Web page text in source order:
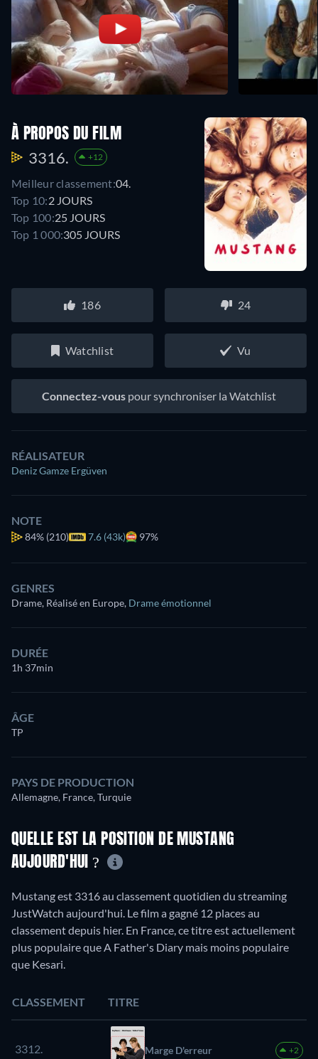
À PROPOS DU FILM
3316. +12
Meilleur classement:04.
Top 10:2 JOURS
Top 100:25 JOURS
Top 1 000:305 JOURS
186 24
Watchlist Vu
Connectez-vous pour synchroniser la Watchlist
RÉALISATEUR
Deniz Gamze Ergüven
NOTE
84% (210) 7.6 (43k) 97%
GENRES
Drame, Réalisé en Europe, Drame émotionnel
DURÉE
1h 37min
ÂGE
TP
PAYS DE PRODUCTION
Allemagne, France, Turquie
QUELLE EST LA POSITION DE MUSTANG
AUJOURD'HUI ?
Mustang est 3316 au classement quotidien du streaming
JustWatch aujourd'hui. Le film a gagné 12 places au
classement depuis hier. En France, ce titre est actuellement
plus populaire que A Father's Diary mais moins populaire
que Kesari.
CLASSEMENT TITRE
3312. Marge D'erreur +2